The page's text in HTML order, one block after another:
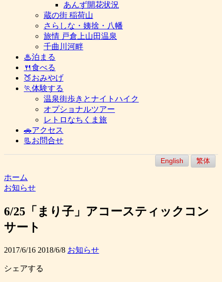
あんず開花状況
蔵の街 稲荷山
さらしな・姨捨・八幡
旅情 戸倉上山田温泉
千曲川河畔
♨泊まる
🍴食べる
🍑おみやげ
🏃体験する
温泉街歩きとナイトハイク
オプショナルツアー
レトロなちくま旅
🚗アクセス
📃お問合せ
English 繁体
ホーム
お知らせ
6/25「まり子」アコースティックコン
サート
2017/6/16 2018/6/8 お知らせ
シェアする